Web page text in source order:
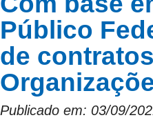
Público
de
Publicado em: 03/09/